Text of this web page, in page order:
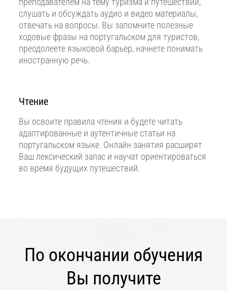
слушать и обсуждать аудио и видео материалы,
отвечать на вопросы. Вы запомните полезные
ходовые фразы на португальском для туристов,
преодолеете языковой барьер, начнете понимать
иностранную речь.
Чтение
Вы освоите правила чтения и будете читать
адаптированные и аутентичные статьи на
португальском языке. Онлайн занятия расширят
Ваш лексический запас и научат ориентироваться
во время будущих путешествий.
По окончании обучения
Вы получите